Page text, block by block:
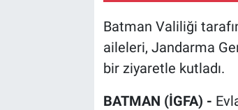
Batman Valiliği
aileleri, Jandarma
bir ziyaretle kutladı.
BATMAN (İGFA) -